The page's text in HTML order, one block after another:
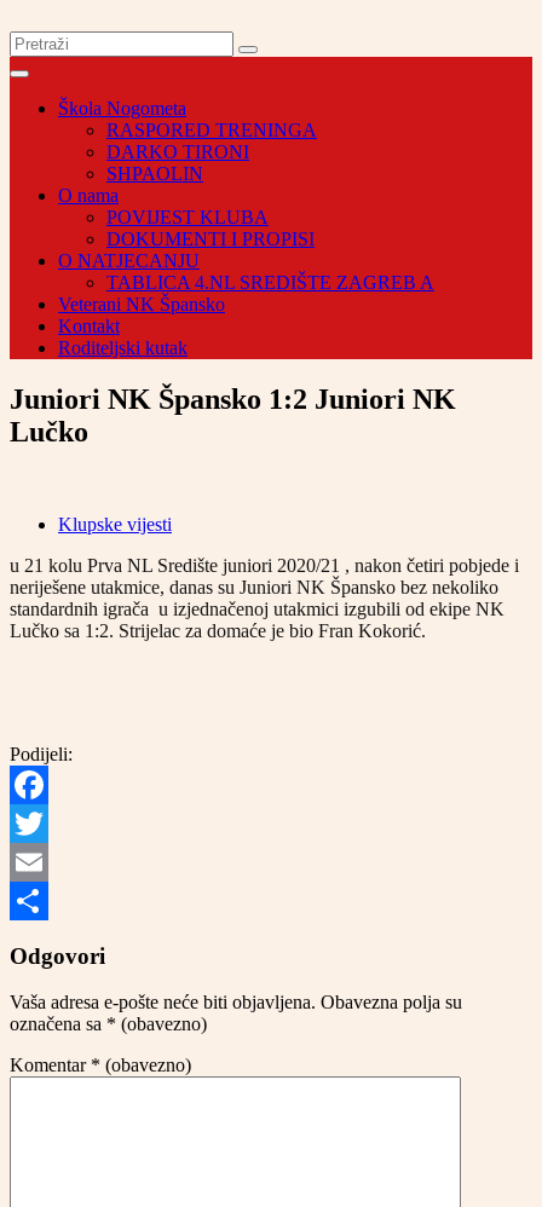
Škola Nogometa
RASPORED TRENINGA
DARKO TIRONI
SHPAOLIN
O nama
POVIJEST KLUBA
DOKUMENTI I PROPISI
O NATJECANJU
TABLICA 4.NL SREDIŠTE ZAGREB A
Veterani NK Špansko
Kontakt
Roditeljski kutak
Juniori NK Špansko 1:2 Juniori NK
Lučko
Klupske vijesti
u 21 kolu Prva NL Središte juniori 2020/21 , nakon četiri pobjede i
neriješene utakmice, danas su Juniori NK Špansko bez nekoliko
standardnih igrača u izjednačenoj utakmici izgubili od ekipe NK
Lučko sa 1:2. Strijelac za domaće je bio Fran Kokorić.
Podijeli:
Facebook
Twitter
Email
Odgovori
Vaša adresa e-pošte neće biti objavljena. Obavezna polja su
označena sa * (obavezno)
Komentar * (obavezno)